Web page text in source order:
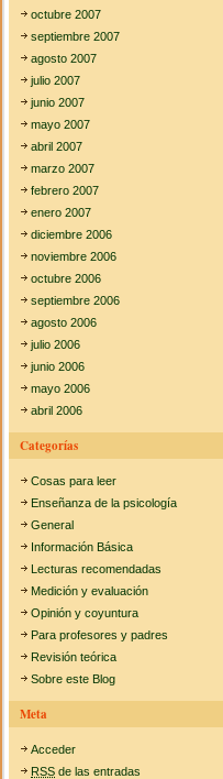
octubre 2007
septiembre 2007
agosto 2007
julio 2007
junio 2007
mayo 2007
abril 2007
marzo 2007
febrero 2007
enero 2007
diciembre 2006
noviembre 2006
octubre 2006
septiembre 2006
agosto 2006
julio 2006
junio 2006
mayo 2006
abril 2006
Categorías
Cosas para leer
Enseñanza de la psicología
General
Información Básica
Lecturas recomendadas
Medición y evaluación
Opinión y coyuntura
Para profesores y padres
Revisión teórica
Sobre este Blog
Meta
Acceder
RSS de las entradas